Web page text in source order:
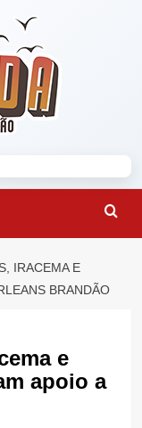
IRACEMA E
BRANDÃO
e
apoio a